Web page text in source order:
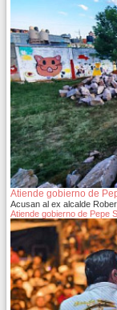
Atiende gobierno de
Acusan al ex alcalde
Atiende gobierno de Pepe